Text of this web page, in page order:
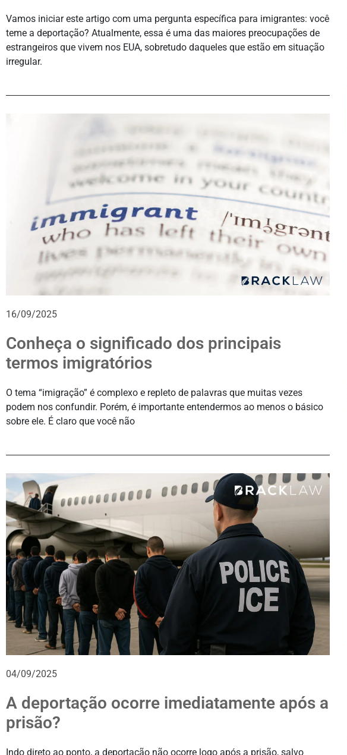
Vamos iniciar este artigo com uma pergunta específica para imigrantes: você
teme a deportação? Atualmente, essa é uma das maiores preocupações de
estrangeiros que vivem nos EUA, sobretudo daqueles que estão em situação
irregular.
16/09/2025
Conheça o significado dos principais
termos imigratórios
O tema “imigração” é complexo e repleto de palavras que muitas vezes
podem nos confundir. Porém, é importante entendermos ao menos o básico
sobre ele. É claro que você não
04/09/2025
A deportação ocorre imediatamente após a
prisão?
Indo direto ao ponto, a deportação não ocorre logo após a prisão, salvo